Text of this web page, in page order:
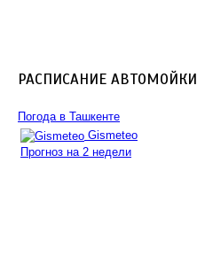
РАСПИСАНИЕ АВТОМОЙКИ
Погода в Ташкенте
Gismeteo
Прогноз на 2 недели